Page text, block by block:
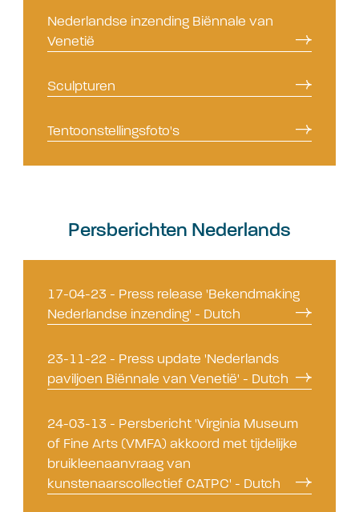
Nederlandse inzending Biënnale van
Venetië
Sculpturen
Tentoonstellingsfoto's
Persberichten Nederlands
17-04-23 - Press release 'Bekendmaking
Nederlandse inzending' - Dutch
23-11-22 - Press update 'Nederlands
paviljoen Biënnale van Venetië' - Dutch
24-03-13 - Persbericht 'Virginia Museum
of Fine Arts (VMFA) akkoord met tijdelijke
bruikleenaanvraag van
kunstenaarscollectief CATPC' - Dutch